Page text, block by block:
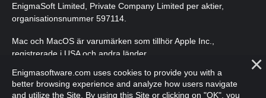
EnigmaSoft Limited, Private Company Limited per aktier,
organisationsnummer 597114.
Mac och MacOS är varumärken som tillhör Apple Inc.,
registrerade i USA och andra länder.
Upphovsrätt 2016-2026. EnigmaSoft Ltd. Med ensamrätt.
Enigmasoftware.com uses cookies to provide you with a
better browsing experience and analyze how users navigate
and utilize the Site. By using this Site or clicking on "OK", you